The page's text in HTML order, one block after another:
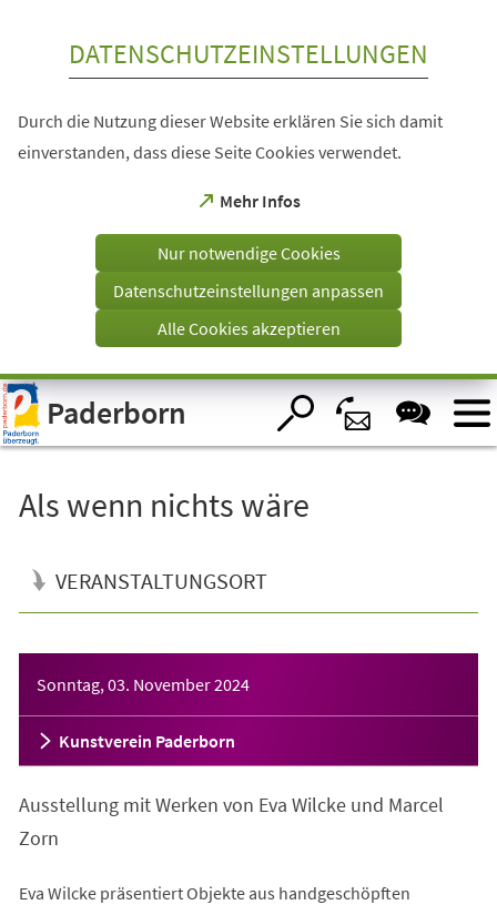
Visuelle
Assistenzsoftware
öffnen.
DATENSCHUTZEINSTELLUNGEN
Durch die Nutzung dieser Website erklären Sie sich damit
einverstanden, dass diese Seite Cookies verwendet.
Mehr Infos
(Öffnet
einem
Tab)
Nur notwendige Cookies
Datenschutzeinstellungen anpassen
Alle Cookies akzeptieren
Paderborn
Als wenn nichts wäre
VERANSTALTUNGSORT
Sonntag, 03. November 2024
Kunstverein Paderborn
Ausstellung mit Werken von Eva Wilcke und Marcel
Zorn
Eva Wilcke präsentiert Objekte aus handgeschöpften